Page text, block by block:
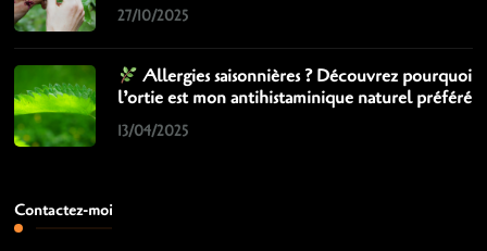
27/10/2025
Allergies saisonnières ? Découvrez pourquoi
l’ortie est mon antihistaminique naturel préféré
13/04/2025
Contactez-moi